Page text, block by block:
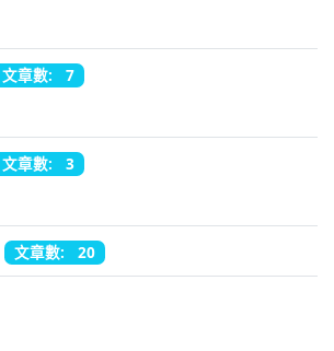
文章數: 7
文章數: 3
文章數: 20